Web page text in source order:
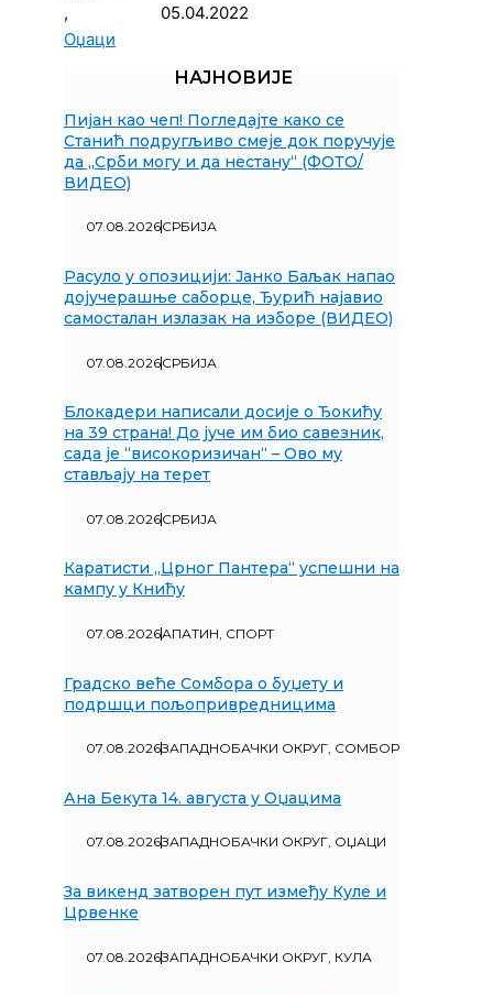
,
Оџаци
05.04.2022
НАЈНОВИЈЕ
Пијан као чеп! Погледајте како се
Станић подругљиво смеје док поручује
да „Срби могу и да нестану“ (ФОТО/
ВИДЕО)
07.08.2026СРБИЈА
Расуло у опозицији: Јанко Баљак напао
дојучерашње саборце, Ђурић најавио
самосталан излазак на изборе (ВИДЕО)
07.08.2026СРБИЈА
Блокадери написали досије о Ђокићу
на 39 страна! До јуче им био савезник,
сада је “високоризичан“ – Ово му
стављају на терет
07.08.2026СРБИЈА
Каратисти „Црног Пантера“ успешни на
кампу у Книћу
07.08.2026АПАТИН, СПОРТ
Градско веће Сомбора о буџету и
подршци пољопривредницима
07.08.2026ЗАПАДНОБАЧКИ ОКРУГ, СОМБОР
Ана Бекута 14. августа у Оџацима
07.08.2026ЗАПАДНОБАЧКИ ОКРУГ, ОЏАЦИ
За викенд затворен пут између Куле и
Црвенке
07.08.2026ЗАПАДНОБАЧКИ ОКРУГ КУЛА